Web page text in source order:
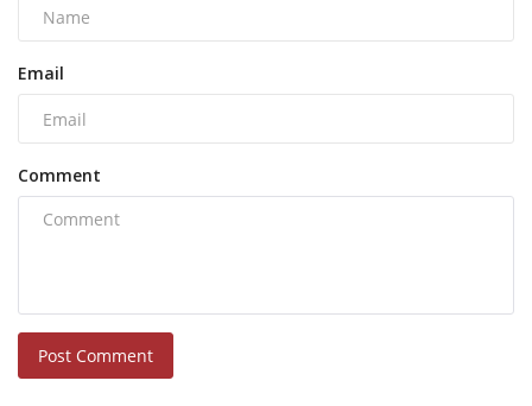
Email
Comment
Post Comment